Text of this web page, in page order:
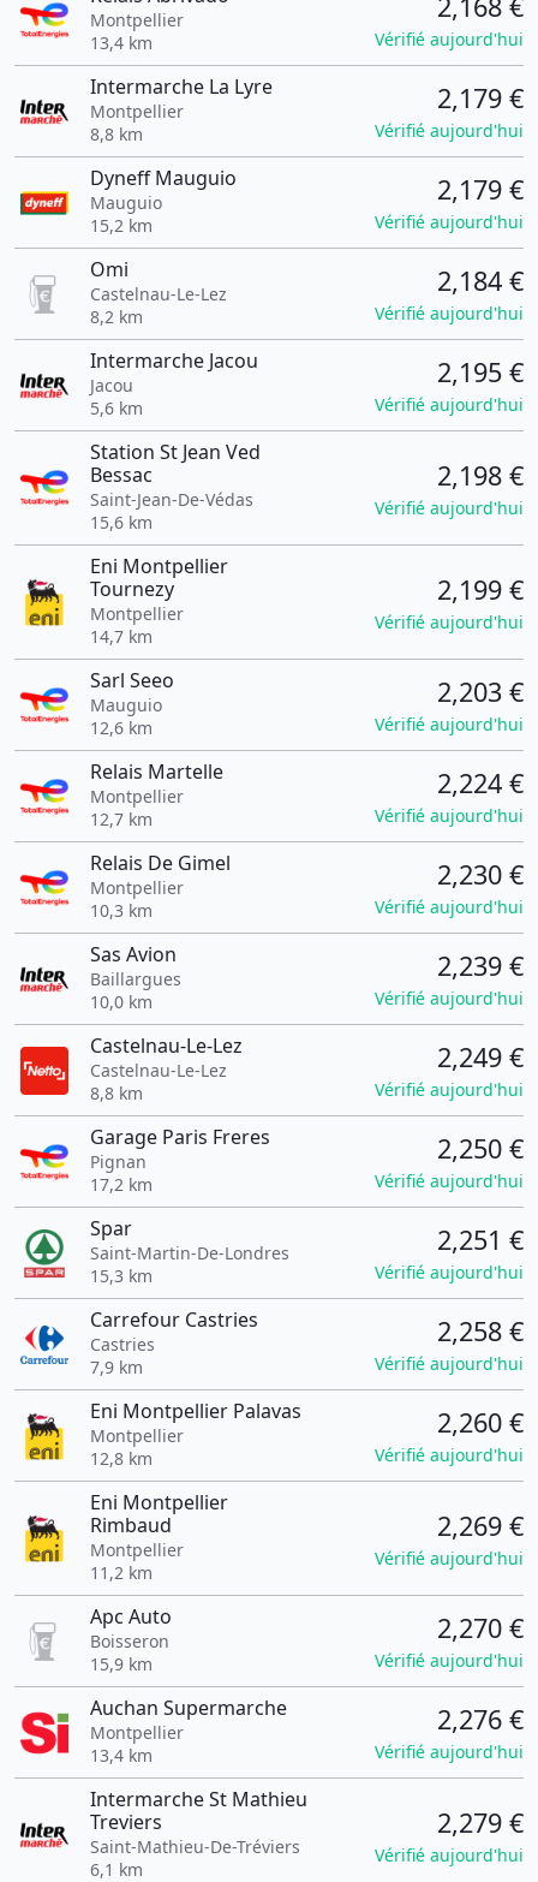
Montpellier
13,4 km
Vérifié aujourd'hui
Intermarche La Lyre
Montpellier
8,8 km
2,179 €
Vérifié aujourd'hui
Dyneff Mauguio
Mauguio
15,2 km
2,179 €
Vérifié aujourd'hui
Omi
Castelnau-Le-Lez
8,2 km
2,184 €
Vérifié aujourd'hui
Intermarche Jacou
Jacou
5,6 km
2,195 €
Vérifié aujourd'hui
Station St Jean Ved
Bessac
Saint-Jean-De-Védas
15,6 km
2,198 €
Vérifié aujourd'hui
Eni Montpellier
Tournezy
Montpellier
14,7 km
2,199 €
Vérifié aujourd'hui
Sarl Seeo
Mauguio
12,6 km
2,203 €
Vérifié aujourd'hui
Relais Martelle
Montpellier
12,7 km
2,224 €
Vérifié aujourd'hui
Relais De Gimel
Montpellier
10,3 km
2,230 €
Vérifié aujourd'hui
Sas Avion
Baillargues
10,0 km
2,239 €
Vérifié aujourd'hui
Castelnau-Le-Lez
Castelnau-Le-Lez
8,8 km
2,249 €
Vérifié aujourd'hui
Garage Paris Freres
Pignan
17,2 km
2,250 €
Vérifié aujourd'hui
Spar
Saint-Martin-De-Londres
15,3 km
2,251 €
Vérifié aujourd'hui
Carrefour Castries
Castries
7,9 km
2,258 €
Vérifié aujourd'hui
Eni Montpellier Palavas
Montpellier
12,8 km
2,260 €
Vérifié aujourd'hui
Eni Montpellier
Rimbaud
Montpellier
11,2 km
2,269 €
Vérifié aujourd'hui
Apc Auto
Boisseron
15,9 km
2,270 €
Vérifié aujourd'hui
Auchan Supermarche
Montpellier
13,4 km
2,276 €
Vérifié aujourd'hui
Intermarche St Mathieu
Treviers
Saint-Mathieu-De-Tréviers
6,1 km
2,279 €
Vérifié aujourd'hui